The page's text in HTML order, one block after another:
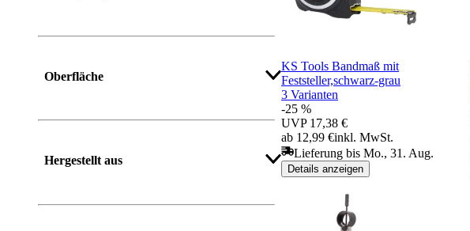
Oberfläche
Hergestellt aus
KS Tools Bandmaß mit
Feststeller,schwarz-grau
3 Varianten
-25 %
UVP 17,38 €
ab 12,99 €inkl. MwSt.
Lieferung bis Mo., 31. Aug.
Details anzeigen